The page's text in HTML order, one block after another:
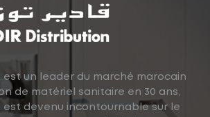
est un leader du marché marocain
de matériel sanitaire en 30 ans,
est devenu incontournable sur le